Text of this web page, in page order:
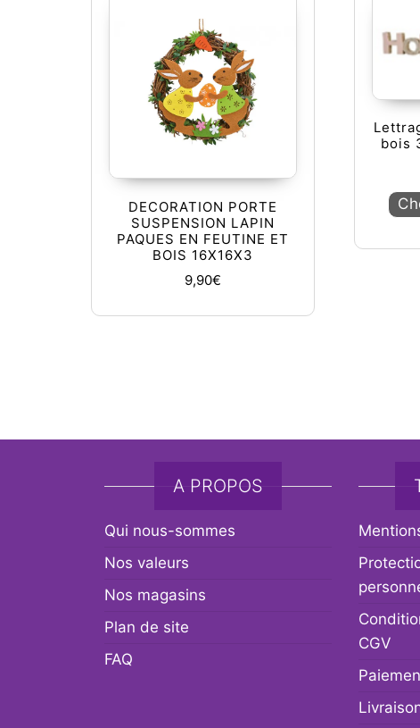
DECORATION PORTE
SUSPENSION LAPIN
PAQUES EN FEUTINE ET
BOIS 16X16X3
9,90€
bois
A PROPOS
Qui nous-sommes
Nos valeurs
Nos magasins
Plan de site
FAQ
CGV